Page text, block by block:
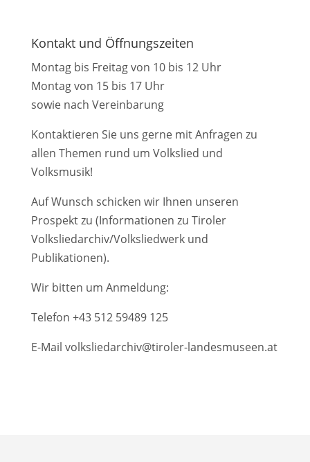
Kontakt und Öffnungszeiten
Montag bis Freitag von 10 bis 12 Uhr
Montag von 15 bis 17 Uhr
sowie nach Vereinbarung
Kontaktieren Sie uns gerne mit Anfragen zu
allen Themen rund um Volkslied und
Volksmusik!
Auf Wunsch schicken wir Ihnen unseren
Prospekt zu (Informationen zu Tiroler
Volksliedarchiv/Volksliedwerk und
Publikationen).
Wir bitten um Anmeldung:
Telefon +43 512 59489 125
E-Mail volksliedarchiv@tiroler-landesmuseen.at